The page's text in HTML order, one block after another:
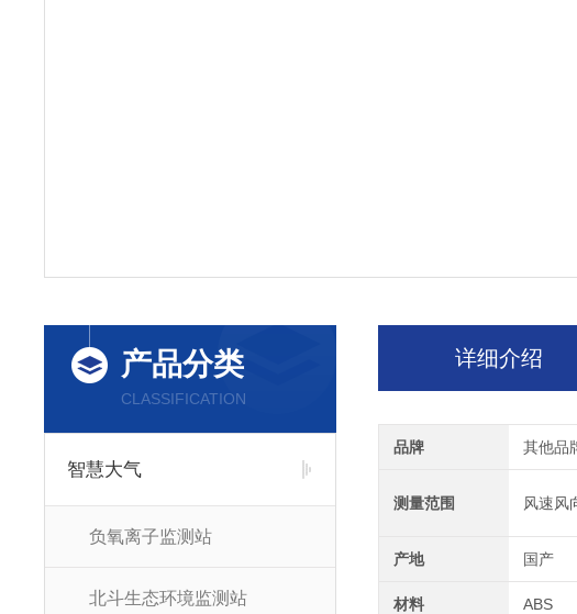
产品分类
CLASSIFICATION
智慧大气
负氧离子监测站
北斗生态环境监测站
详细介绍
品牌 其他品
测量范围 风速风
产地 国产
材料 ABS